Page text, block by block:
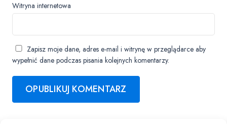
Witryna internetowa
Zapisz moje dane, adres e-mail i witrynę w przeglądarce aby
wypełnić dane podczas pisania kolejnych komentarzy.